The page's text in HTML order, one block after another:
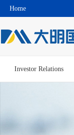
Home
Investor Relations